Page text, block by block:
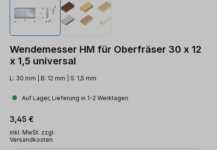
Wendemesser HM für Oberfräser 30 x 12
x 1,5 universal
L: 30 mm | B: 12 mm | S: 1,5 mm
Auf Lager, Lieferung in 1-2 Werktagen
Regulärer Preis:
3,45 €
inkl. MwSt. zzgl.
Versandkosten